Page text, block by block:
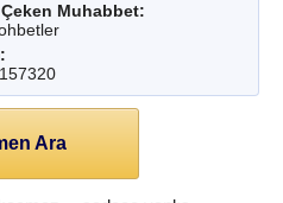
Muhabbet:
Ara